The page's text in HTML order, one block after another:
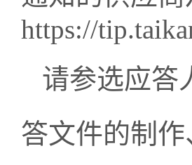
https://
请参选应答
答文件的制